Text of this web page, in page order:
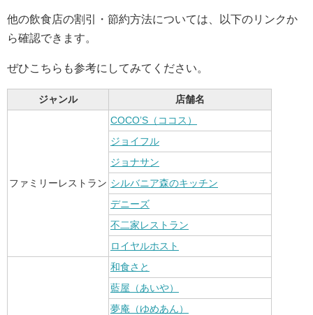
他の飲食店の割引・節約方法については、以下のリンクか
ら確認できます。
ぜひこちらも参考にしてみてください。
ジャンル 店舗名
ファミリーレストラン
COCO’S（ココス）
ジョイフル
ジョナサン
シルバニア森のキッチン
デニーズ
不二家レストラン
ロイヤルホスト
和食さと
藍屋（あいや）
夢庵（ゆめあん）